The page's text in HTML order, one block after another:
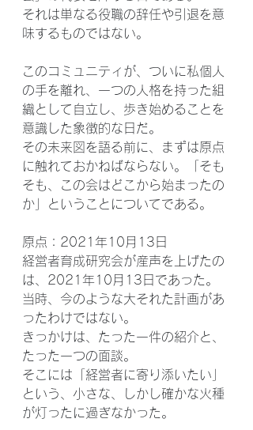
それは単なる役職の辞任や引退を意
味するものではない。
このコミュニティが、ついに私個人
の手を離れ、一つの人格を持った組
織として自立し、歩き始めることを
意識した象徴的な日だ。
その未来図を語る前に、まずは原点
に触れておかねばならない。「そも
そも、この会はどこから始まったの
か」ということについてである。
原点：2021年10月13日
経営者育成研究会が産声を上げたの
は、2021年10月13日であった。
当時、今のような大それた計画があ
ったわけではない。
きっかけは、たった一件の紹介と、
たった一つの面談。
そこには「経営者に寄り添いたい」
という、小さな、しかし確かな火種
が灯ったに過ぎなかった。